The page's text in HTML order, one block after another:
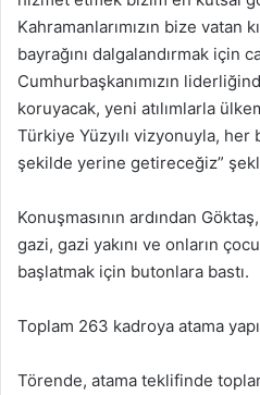
Kahramanlarımızın bize vatan
bayrağını dalgalandırmak için
Cumhurbaşkanımızın
koruyacak, yeni atılımlarla
Türkiye Yüzyılı vizyonuyla,
şekilde yerine getireceğiz”
Konuşmasının ardından
gazi, gazi yakını ve onların
başlatmak için butonlara bastı.
Toplam 263 kadroya atama
Törende, atama teklifinde